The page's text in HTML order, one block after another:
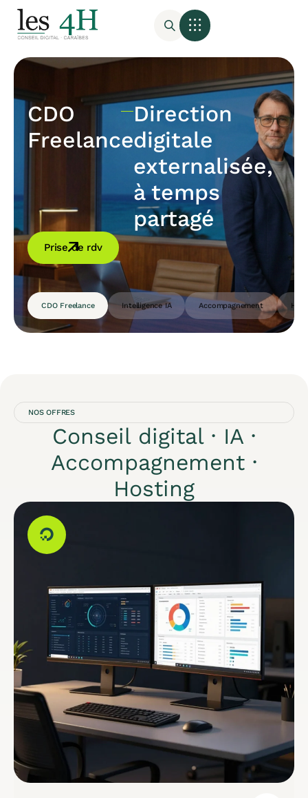
CDO Freelance Intelligence IA Accompagnement
CDO
Freelance
Direction
digitale
externalisée,
à temps
partagé
Prise de rdv
NOS OFFRES
Conseil digital · IA ·
Accompagnement ·
Hosting